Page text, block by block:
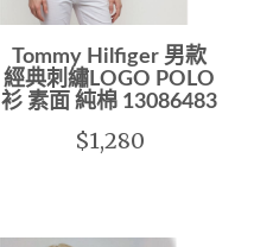
Tommy Hilfiger 男款
經典刺繡LOGO POLO
衫 素面 純棉 13086483
$1,280